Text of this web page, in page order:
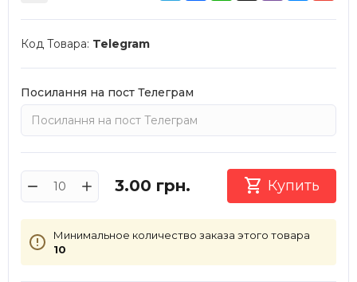
Код Товара: Telegram
Посилання на пост Телеграм
3.00 грн.  Купить
Минимальное количество заказа этого товара
10